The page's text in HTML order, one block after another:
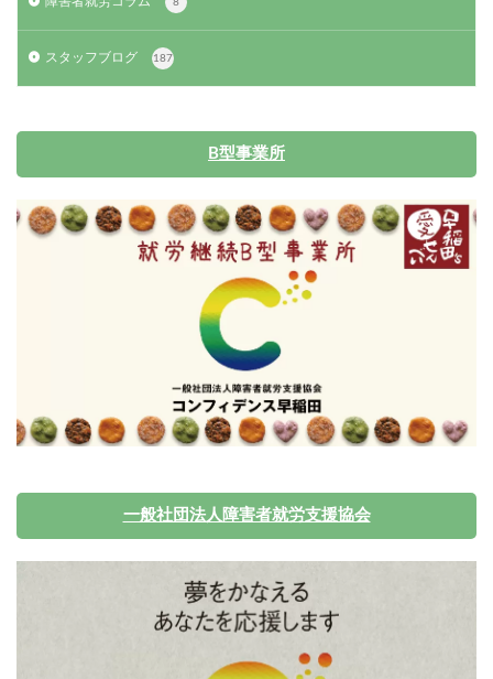
スタッフブログ 187
B型事業所
一般社団法人障害者就労支援協会